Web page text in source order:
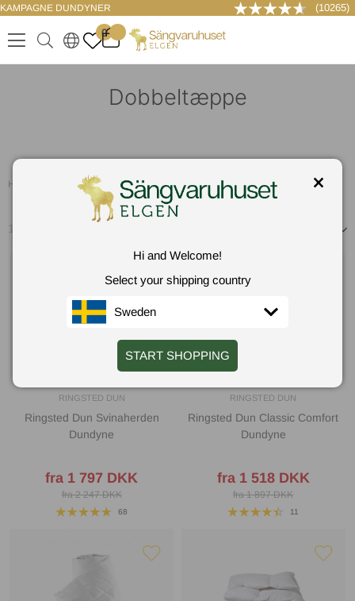
KAMPAGNE DUNDYNER (10265)
.
0
. ..
LOG IND
Dobbeltæppe
Hem Størrelse Dobbeltæppe
RINGSTED DUN
Ringsted Dun Svinaherden
Dundyne
fra 1 797 DKK
fra 2 247 DKK
68
RINGSTED DUN
Ringsted Dun Classic Comfort
Dundyne
fra 1 518 DKK
fra 1 897 DKK
11
Hi and Welcome!
Select your shipping country
Sweden
START SHOPPING